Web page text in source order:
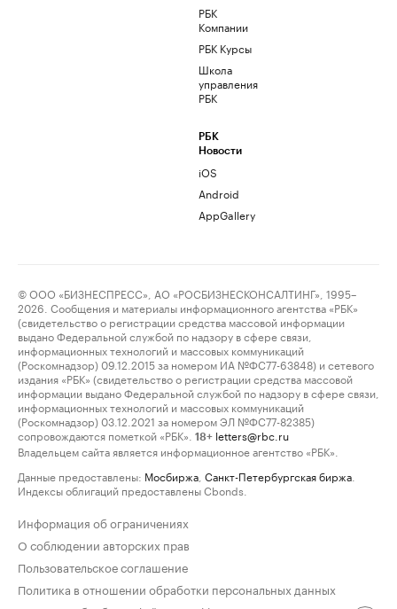
РБК
Компании
РБК Курсы
Школа
управления
РБК
РБК
Новости
iOS
Android
AppGallery
© ООО «БИЗНЕСПРЕСС», АО «РОСБИЗНЕСКОНСАЛТИНГ», 1995–
2026. Сообщения и материалы информационного агентства «РБК»
(свидетельство о регистрации средства массовой информации
выдано Федеральной службой по надзору в сфере связи,
информационных технологий и массовых коммуникаций
(Роскомнадзор) 09.12.2015 за номером ИА №ФС77-63848) и сетевого
издания «РБК» (свидетельство о регистрации средства массовой
информации выдано Федеральной службой по надзору в сфере связи,
информационных технологий и массовых коммуникаций
(Роскомнадзор) 03.12.2021 за номером ЭЛ №ФС77-82385)
сопровождаются пометкой «РБК».
18+ letters@rbc.ru
Владельцем сайта является информационное агентство «РБК».
Данные предоставлены: Мосбиржа Санкт-Петербургская биржа
Индексы облигаций предоставлены Cbonds.
Информация об ограничениях
О соблюдении авторских прав
Пользовательское соглашение
Политика в отношении обработки персональных данных